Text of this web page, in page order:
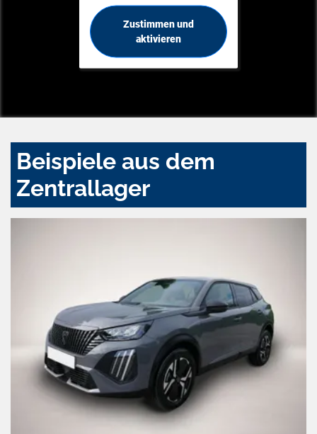
Zustimmen und
aktivieren
Beispiele aus dem
Zentrallager